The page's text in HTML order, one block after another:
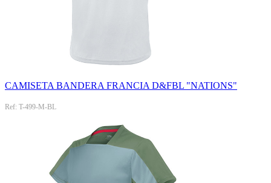
CAMISETA BANDERA FRANCIA D&FBL "NATIONS"
Ref: T-499-M-BL